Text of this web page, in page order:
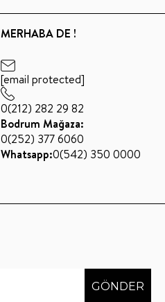
MERHABA DE !
[email protected]
0(212) 282 29 82
Bodrum Mağaza:
0(252) 377 6060
Whatsapp:0(542) 350 0000
GÖNDER